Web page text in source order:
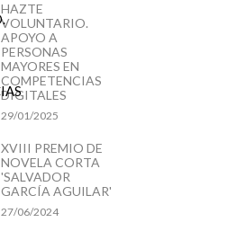
HAZTE
VOLUNTARIO.
APOYO A
PERSONAS
MAYORES EN
COMPETENCIAS
DIGITALES
29/01/2025
XVIII PREMIO DE
NOVELA CORTA
'SALVADOR
GARCÍA AGUILAR'
27/06/2024